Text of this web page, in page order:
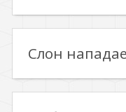
Слон